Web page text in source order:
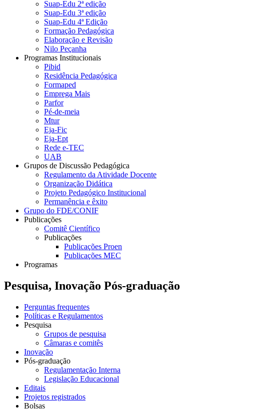
Suap-Edu 2ª edição
Suap-Edu 3ª edição
Suap-Edu 4ª Edição
Formação Pedagógica
Elaboração e Revisão
Nilo Peçanha
Programas Institucionais
Pibid
Residência Pedagógica
Formaped
Emprega Mais
Parfor
Pé-de-meia
Mtur
Eja-Fic
Eja-Ept
Rede e-TEC
UAB
Grupos de Discussão Pedagógica
Regulamento da Atividade Docente
Organização Didática
Projeto Pedagógico Institucional
Permanência e êxito
Grupo do FDE/CONIF
Publicações
Comitê Científico
Publicações
Publicações Proen
Publicações MEC
Programas
Pesquisa, Inovação Pós-graduação
Perguntas frequentes
Políticas e Regulamentos
Pesquisa
Grupos de pesquisa
Câmaras e comitês
Inovação
Pós-graduação
Regulamentação Interna
Legislação Educacional
Editais
Projetos registrados
Bolsas